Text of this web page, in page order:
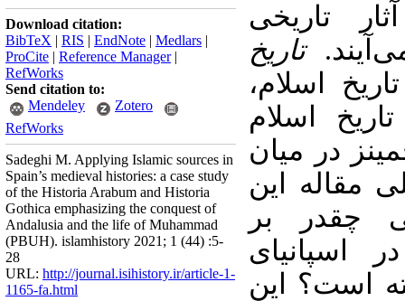
تاریخی
تاریخ
اسلام،
اسلام
در میان
مقاله این
چقدر بر
اسپانیای
است؟ این
Download citation:
BibTeX | RIS | EndNote | Medlars |
ProCite | Reference Manager|
RefWorks
Send citation to:
Mendeley
Zotero
RefWorks
Sadeghi M. Applying Islamic sources in
Spain’s medieval histories: a case study
of the Historia Arabum and Historia
Gothica emphasizing the conquest of
Andalusia and the life of Muhammad
(PBUH). islamhistory 2021; 1 (44) :5-
28
URL: http://journal.isihistory.ir/article-1-
1165-fa.html